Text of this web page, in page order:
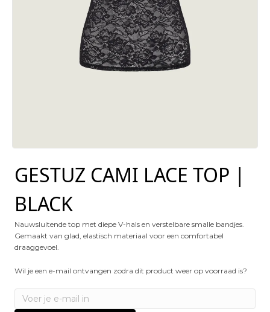
GESTUZ CAMI LACE TOP |
BLACK
Nauwsluitende top met diepe V-hals en verstelbare smalle bandjes.
Gemaakt van glad, elastisch materiaal voor een comfortabel
draaggevoel.
Wil je een e-mail ontvangen zodra dit product weer op voorraad is?